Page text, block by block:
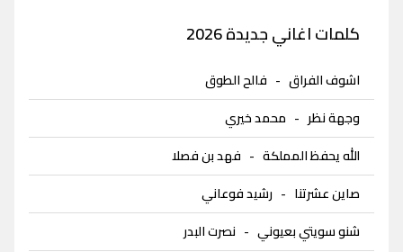
كلمات اغاني جديدة 2026
اشوف الفراق - فالح الطوق
وجهة نظر - محمد خيري
الله يحفظ المملكة - فهد بن فصلا
صاين عشرتنا - رشيد فوعاني
شنو سويتي بعيوني - نصرت البدر